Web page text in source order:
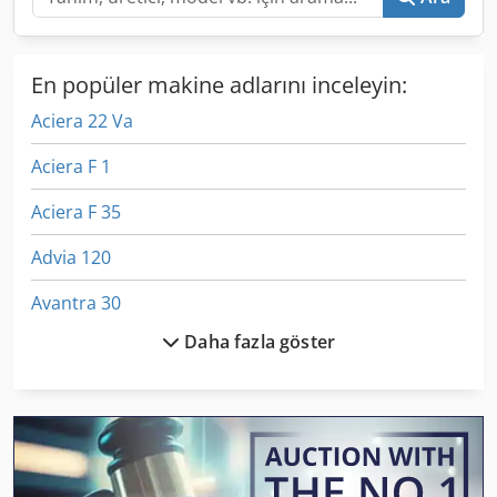
En popüler makine adlarını inceleyin:
Aciera 22 Va
Aciera F 1
Aciera F 35
Advia 120
Avantra 30
Avm Angelini
Avm Mas 165 S
Daha fazla göster